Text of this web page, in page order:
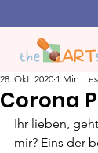
Corona
28. Okt. 2020 1 Min.
Ihr lieben,
mir? Eins der